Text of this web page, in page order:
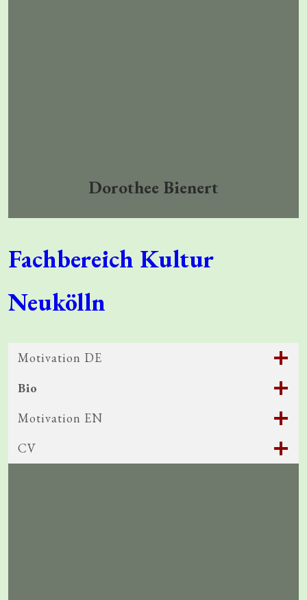
Dorothee Bienert
Fachbereich Kultur
Neukölln
Motivation DE
Bio
Motivation EN
CV